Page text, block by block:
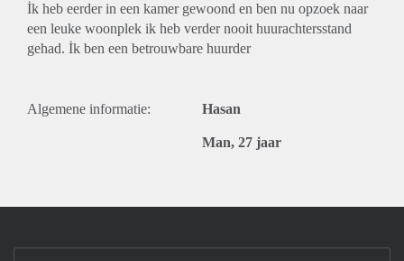
İk heb eerder in een kamer gewoond en ben nu opzoek naar
een leuke woonplek ik heb verder nooit huurachtersstand
gehad. İk ben een betrouwbare huurder
Algemene informatie: Hasan
Man, 27 jaar